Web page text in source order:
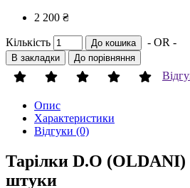
2 200 ₴
Кількість До кошика - OR -
В закладки До порівняння
Опис
Характеристики
Відгуки (0)
Тарілки D.O (OLDANI)
штуки